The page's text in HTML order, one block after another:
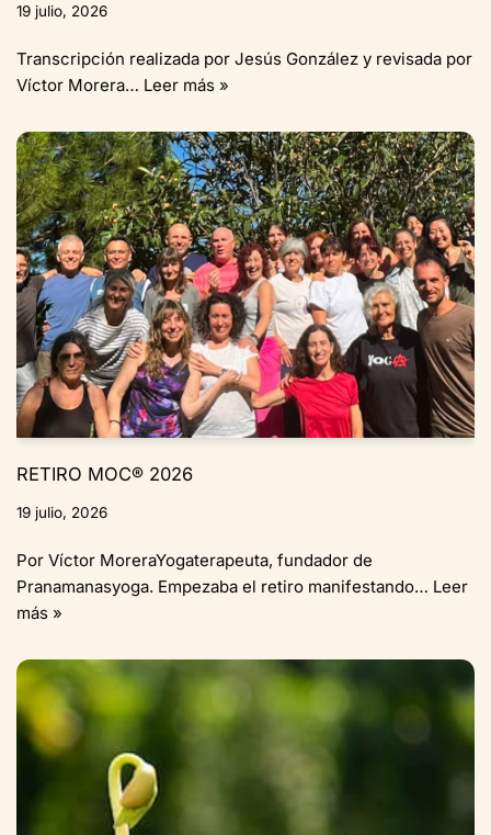
19 julio, 2026
Transcripción realizada por Jesús González y revisada por
Víctor Morera… Leer más »
RETIRO MOC® 2026
19 julio, 2026
Por Víctor MoreraYogaterapeuta, fundador de
Pranamanasyoga. Empezaba el retiro manifestando… Leer
más »